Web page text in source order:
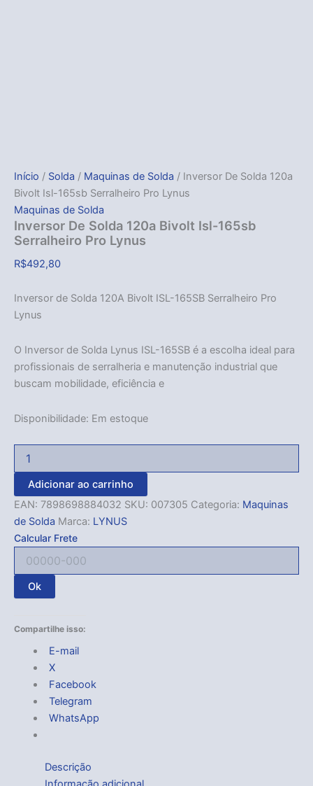
Início / Solda / Maquinas de Solda / Inversor De Solda 120a
Bivolt Isl-165sb Serralheiro Pro Lynus
Maquinas de Solda
Inversor De Solda 120a Bivolt Isl-165sb
Serralheiro Pro Lynus
R$492,80
Inversor de Solda 120A Bivolt ISL-165SB Serralheiro Pro
Lynus
O Inversor de Solda Lynus ISL-165SB é a escolha ideal para
profissionais de serralheria e manutenção industrial que
buscam mobilidade, eficiência e
Disponibilidade: Em estoque
Adicionar ao carrinho
EAN: 7898698884032 SKU: 007305 Categoria: Maquinas
de Solda Marca: LYNUS
Calcular Frete
Ok
Compartilhe isso:
E-mail
X
Facebook
Telegram
WhatsApp
Descrição